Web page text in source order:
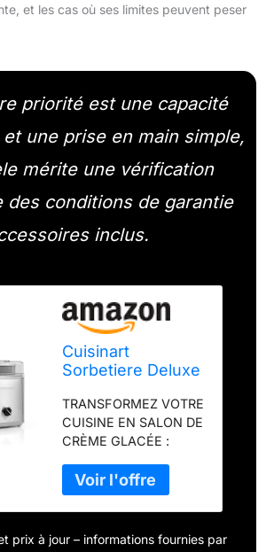
et les cas où ses limites peuvent peser
priorité est une capacité
une prise en main simple,
mérite une vérification
des conditions de garantie
inclus.
Cuisinart
Sorbetiere Deluxe
sorbetière -
Desserts maison -
Facile à utiliser à la
maison - Prêt en
25 minutes -
Garantie de 5 ans
Argent ICE30BCU
TRANSFORMEZ VOTRE
CUISINE EN SALON DE
CRÈME GLACÉE :
votre imagination avec
cette sorbetière.
Sorbets ou crèmes
glacées aux parfums
prix à jour – informations fournies par